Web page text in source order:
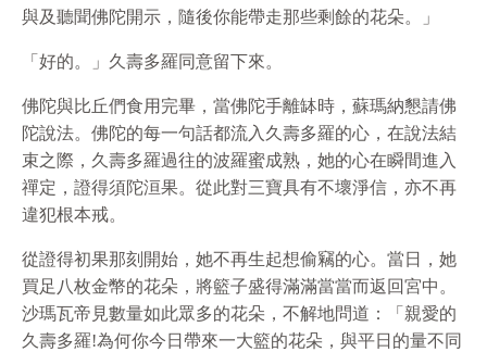
與及聽聞佛陀開示，隨後你能帶走那些剩餘的花朵。」
「好的。」久壽多羅同意留下來。
佛陀與比丘們食用完畢，當佛陀手離缽時，蘇瑪納懇請佛
陀說法。佛陀的每一句話都流入久壽多羅的心，在說法結
束之際，久壽多羅過往的波羅蜜成熟，她的心在瞬間進入
禪定，證得須陀洹果。從此對三寶具有不壞淨信，亦不再
違犯根本戒。
從證得初果那刻開始，她不再生起想偷竊的心。當日，她
買足八枚金幣的花朵，將籃子盛得滿滿當當而返回宮中。
沙瑪瓦帝見數量如此眾多的花朵，不解地問道：「親愛的
久壽多羅!為何你今日帶來一大籃的花朵，與平日的量不同